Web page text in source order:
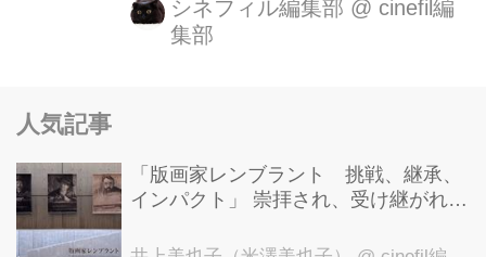
去現場で住民5人が死亡した 実際に起
賞とも言われる”青龍映画賞”で脚本賞
を受賞するなど観客・批評家 の両方か
シネフィル編集部 @ cinefil編
集部
人気記事
「版画家レンブラント 挑戦、継承、
インパクト」 崇拝され、受け継がれ、
洋美術館にて9月23日まで開催中！